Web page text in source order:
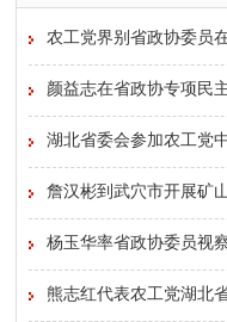
年部门预算公开情况说明
年度部门决算信息公开
农工党界别省政协委员
颜益志在省政协专项民
湖北省委会参加农工党
议
詹汉彬到武穴市开展矿
杨玉华率省政协委员视
熊志红代表农工党湖北